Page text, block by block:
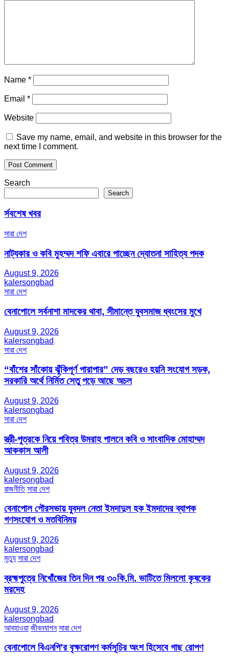
Name *
Email *
Website
Save my name, email, and website in this browser for the
next time I comment.
Search
Search
র্সবশেষ খবর
সারা দেশ
নাট্যকার ও কবি মুহম্মদ শফি এবারে পাচ্ছেন দ্যোতনা সাহিত্য পদক
August 9, 2026
kalersongbad
সারা দেশ
বেনাপোলে সর্বনাশা মাদকের থাবা, সীমান্তে যুবসমাজ ধ্বংসের মুখে
August 9, 2026
kalersongbad
সারা দেশ
“বাঁশের সাঁকোয় ঝুঁকিপূর্ণ পারাপার” দেড় বছরেও হয়নি সংযোগ সড়ক,
সরকারি অর্থে নির্মিত সেতু পড়ে আছে অচল
August 9, 2026
kalersongbad
সারা দেশ
স্ত্রী-পুত্রকে নিয়ে পবিত্র উমরাহ পালনে কবি ও সাংবাদিক মোহাম্মদ
আককাস আলী
August 9, 2026
kalersongbad
রাজনীতি সারা দেশ
বেনাপোল পৌরসভায় যুবদল নেতা ইমদাদুল হক ইমদাদের ব্যাপক
গণসংযোগ ও মতবিনিময়
August 9, 2026
kalersongbad
মৃত্যু সারা দেশ
ব্রহ্মপুত্রে নিখোঁজের তিন দিন পর ৩০কি.মি. ভাটিতে মিললো কৃষকের
মরদেহ
August 9, 2026
kalersongbad
আবহাওয়া জীবনযাপন সারা দেশ
বেনাপোলে বিএনপি’র বৃক্ষরোপণ কর্মসূচির অংশ হিসেবে গাছ রোপণ